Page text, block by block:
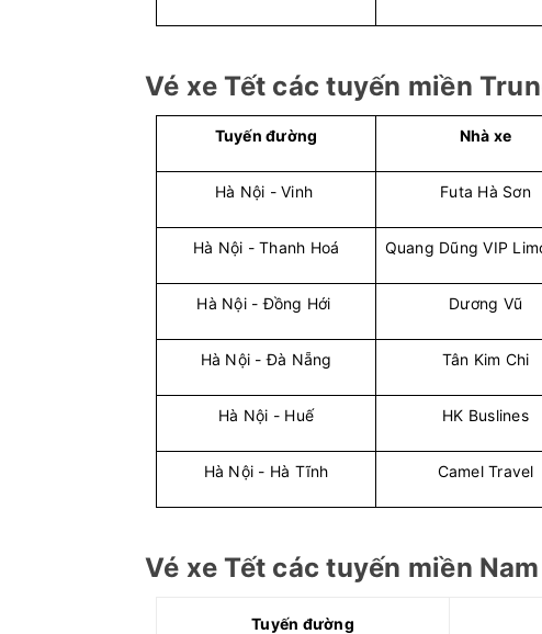
Vé xe Tết các tuyến miền
Tuyến đường Nhà xe
Hà Nội - Vinh Futa Hà Sơn
Hà Nội - Thanh Hoá Quang Dũng VIP
Hà Nội - Đồng Hới Dương Vũ
Hà Nội - Đà Nẵng Tân Kim Chi
Hà Nội - Huế HK Buslines
Hà Nội - Hà Tĩnh Camel Travel
Vé xe Tết các tuyến miền Nam
Tuyến đường